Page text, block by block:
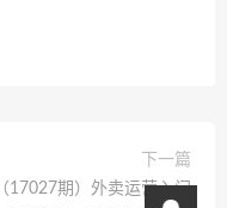
下一篇
（17027期）外卖运营入门